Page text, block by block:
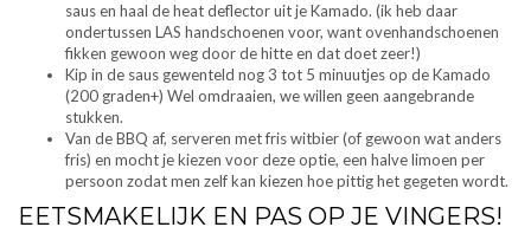
saus en haal de heat deflector uit je Kamado. (ik heb daar
ondertussen LAS handschoenen voor, want ovenhandschoenen
fikken gewoon weg door de hitte en dat doet zeer!)
Kip in de saus gewenteld nog 3 tot 5 minuutjes op de Kamado
(200 graden+) Wel omdraaien, we willen geen aangebrande
stukken.
Van de BBQ af, serveren met fris witbier (of gewoon wat anders
fris) en mocht je kiezen voor deze optie, een halve limoen per
persoon zodat men zelf kan kiezen hoe pittig het gegeten wordt.
EETSMAKELIJK EN PAS OP JE VINGERS!